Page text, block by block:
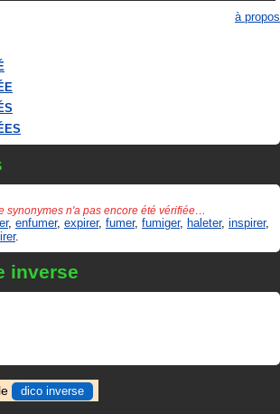
à propos
synonymes n'a pas encore été vérifiée…
, enfumer, expirer, fumer, fumiger, haleter, inspirer,
.
inverse
dico inverse